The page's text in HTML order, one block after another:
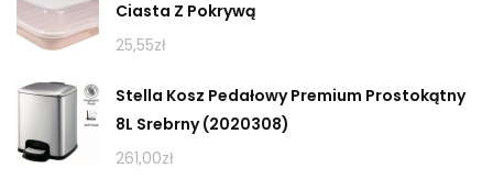
Ciasta Z Pokrywą
25,55zł
Stella Kosz Pedałowy Premium Prostokątny
8L Srebrny (2020308)
261,00zł